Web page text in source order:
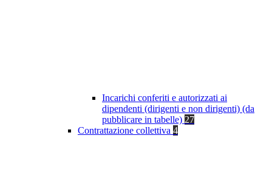
Incarichi conferiti e autorizzati ai
dipendenti (dirigenti e non dirigenti) (da
pubblicare in tabelle) 27
Contrattazione collettiva 4